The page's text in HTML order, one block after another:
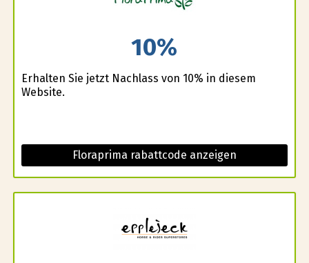
10%
Erhalten Sie jetzt Nachlass von 10% in diesem
Website.
Floraprima rabattcode anzeigen